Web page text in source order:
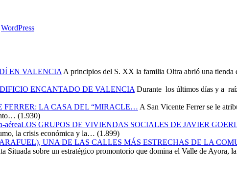
WordPress
EN VALENCIA A principios del S. XX la familia Oltra abrió una tienda
ENCANTADO DE VALENCIA Durante los últimos días y a
FERRER: LA CASA DEL “MIRACLE… A San Vicente Ferrer se le
(1.930)
LOS GRUPOS DE VIVIENDAS SOCIALES DE JAVIER
la crisis económica y la… (1.899)
Situada sobre un estratégico promontorio que domina el Valle de Ayora,